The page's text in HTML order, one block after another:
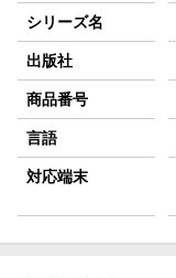
シリーズ名
出版社
商品番号
言語
対応端末